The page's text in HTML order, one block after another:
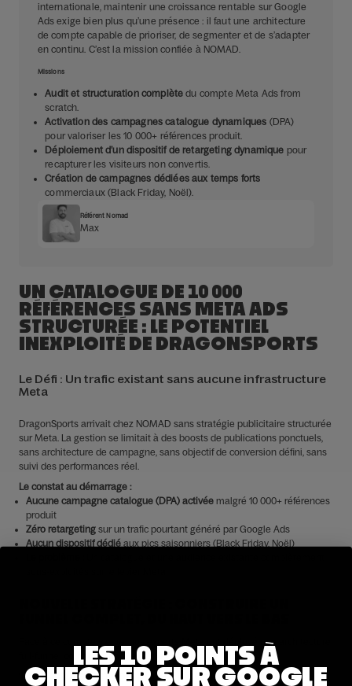
internationale, maintenir une croissance rentable sur Google
Ads exige bien plus qu’une présence : il faut une architecture
de compte capable de prioriser, de segmenter et de s’adapter
en continu. C’est la mission confiée à NOMAD.
Missions
Audit et structuration complète du compte Meta Ads from
scratch.
Activation des campagnes catalogue dynamiques (DPA)
pour valoriser les 10 000+ références produit.
Déploiement d’un dispositif de retargeting dynamique pour
recapturer les visiteurs non convertis.
Création de campagnes dédiées aux temps forts
commerciaux (Black Friday, Noël).
Référent Nomad
Max
UN CATALOGUE DE 10 000
RÉFÉRENCES SANS META ADS
STRUCTURÉE : LE POTENTIEL
INEXPLOITÉ DE DRAGONSPORTS
Le Défi : Un trafic existant sans aucune infrastructure
Meta
DragonSports arrivait chez NOMAD sans stratégie publicitaire structurée
sur Meta. La gestion se limitait à des boosts de publications ponctuels,
sans architecture de campagne, sans objectif de conversion défini, sans
suivi des performances réel.
Le constat au démarrage :
Aucune campagne catalogue (DPA) activée malgré 10 000+ références
produit
Zéro retargeting sur un trafic pourtant généré par Google Ads
Aucun dispositif dédiéaux pics saisonniers (Black Friday, Noël)
Face à ce compte vierge, nos experts Meta ont déployé une architecture
full-funnel couvrant chaque étape du parcours d’achat.
1. Structuration complète du compte Meta Ads
LES 10 POINTS À
CHECKER SUR GOOGLE